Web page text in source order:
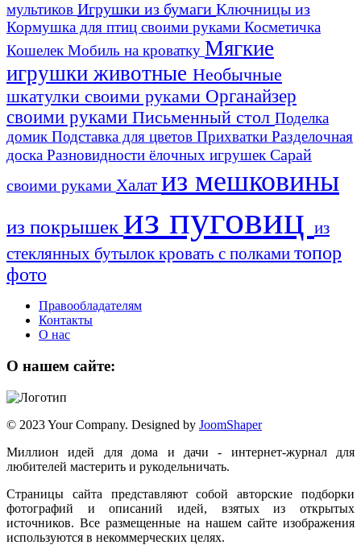
мультиков Игрушки из бумаги Ключницы из
Кормушка для птиц своими руками Косметичка
КошелекМобиль на кроватку Мягкие
игрушки животные Необычные
шкатулки своими руками Органайзер
своими руками Письменный стол Поделка
домикПодставка для цветов Прихватки Разделочная
доска Разновидности ёлочных игрушекСарай
своими руками Халат из мешковины
из покрышек из пуговиц из
стеклянных бутылоккровать с полками топор
фото
Правообладателям
Контакты
О нас
О нашем сайте:
© 2023 Your Company. Designed by JoomShaper
Миллион идей для дома и дачи - интернет-журнал для
любителей мастерить и рукодельничать.
Страницы сайта представляют собой авторские подборки
фотографий и описаний идей, взятых из открытых
источников. Все размещенные на нашем сайте изображения
используются в некоммерческих целях.